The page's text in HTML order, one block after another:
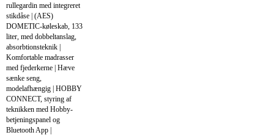
rullegardin med integreret
stikdåse | (AES)
DOMETIC-køleskab, 133
liter, med dobbeltanslag,
absorbtionsteknik |
Komfortable madrasser
med fjederkerne | Hæve
sænke seng,
modelafhængig | HOBBY
CONNECT, styring af
teknikken med Hobby-
betjeningspanel og
Bluetooth App |